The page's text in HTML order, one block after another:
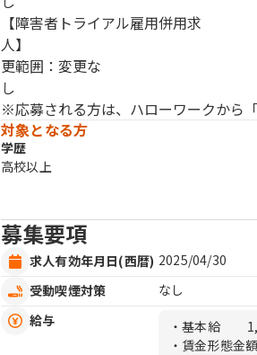
【障害者トライアル雇用併用求
人
更範囲：変更な
※応募される方は、ハローワークから
対象となる方
学歴
高校以上
募集要項
求人有効年月日(西暦) 2025/04/30
受動喫煙対策
なし
給与
・基本給
・賃金形態金額